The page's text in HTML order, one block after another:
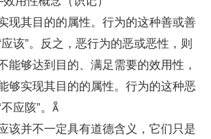
其目的的属性。行为的这种善或善
该”。反之，恶行为的恶或恶性，则
能够达到目的、满足需要的效用性，
够实现其目的的属性。行为的这种恶
应陔”。
并不一定具有道德含义，它们只是